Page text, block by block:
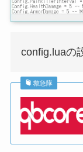
config.luaの
救急隊